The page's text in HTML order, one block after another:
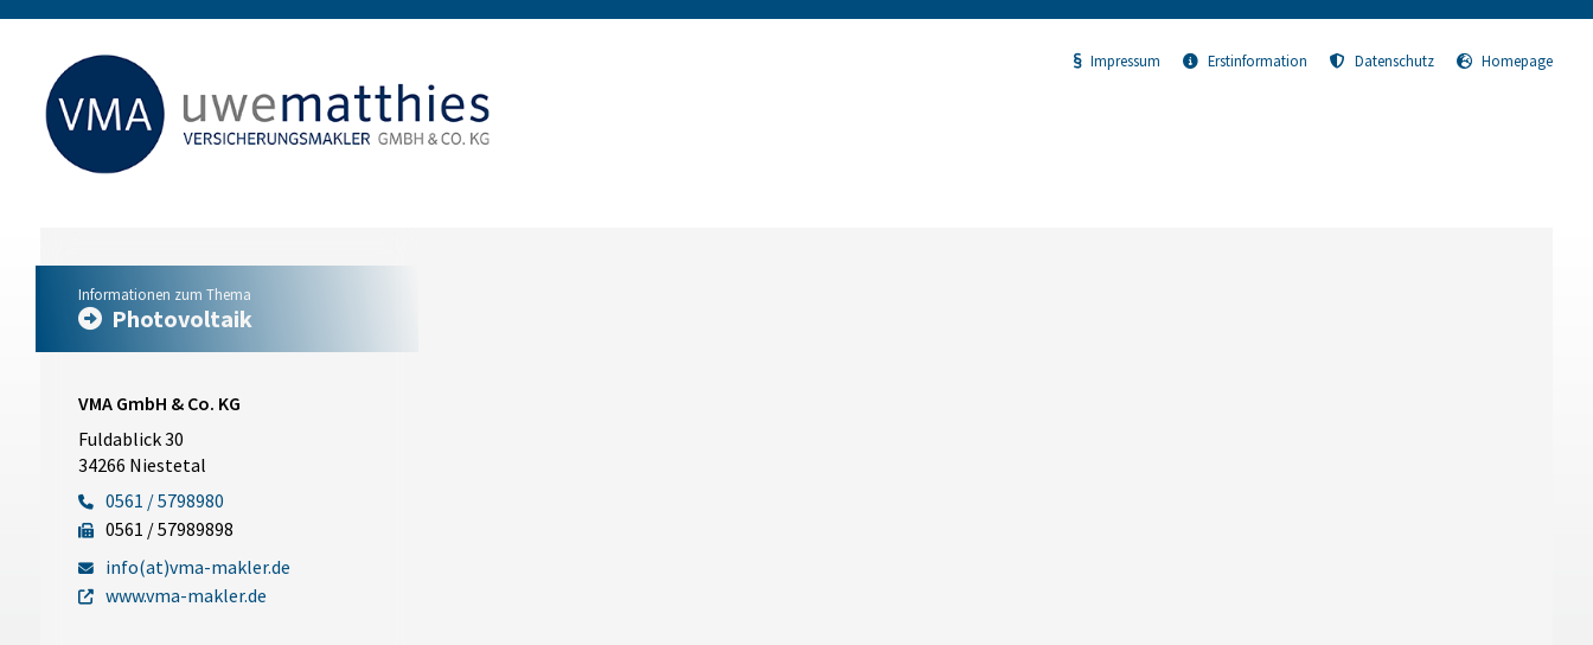
Impressum Erstinformation Datenschutz Homepage
Informationen zum Thema
Photovoltaik
VMA GmbH & Co. KG
Fuldablick 30
34266 Niestetal
0561 / 5798980
0561 / 57989898
info(at)vma-makler.de
www.vma-makler.de